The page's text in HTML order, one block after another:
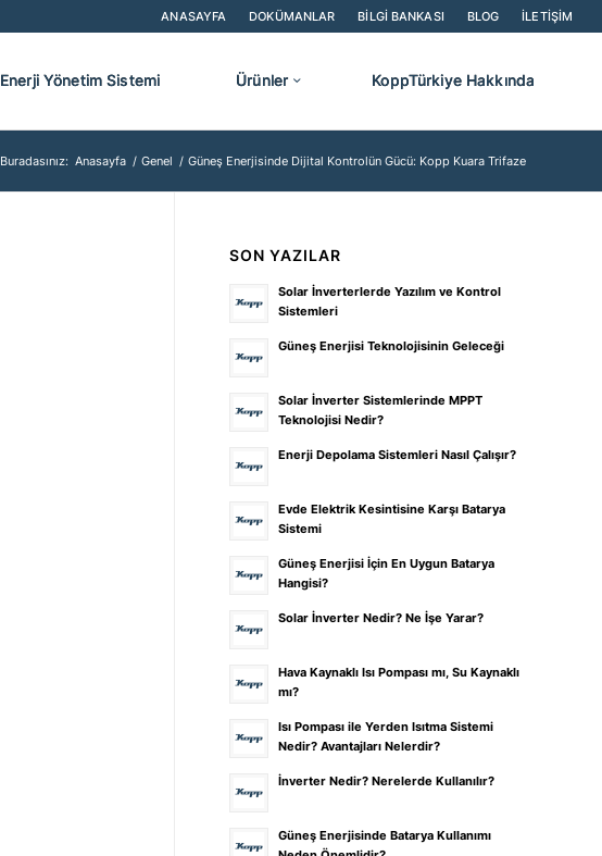
ANASAYFA DOKÜMANLAR BILGI BANKASI BLOG İLETIŞIM
Enerji Yönetim Sistemi Ürünler KoppTürkiye Hakkında
Buradasınız: Anasayfa / Genel / Güneş Enerjisinde Dijital Kontrolün Gücü: Kopp Kuara Trifaze
SON YAZILAR
Solar İnverterlerde Yazılım ve Kontrol
Sistemleri
Güneş Enerjisi Teknolojisinin Geleceği
Solar İnverter Sistemlerinde MPPT
Teknolojisi Nedir?
Enerji Depolama Sistemleri Nasıl Çalışır?
Evde Elektrik Kesintisine Karşı Batarya
Sistemi
Güneş Enerjisi İçin En Uygun Batarya
Hangisi?
Solar İnverter Nedir? Ne İşe Yarar?
Hava Kaynaklı Isı Pompası mı, Su Kaynaklı
mı?
Isı Pompası ile Yerden Isıtma Sistemi
Nedir? Avantajları Nelerdir?
İnverter Nedir? Nerelerde Kullanılır?
Güneş Enerjisinde Batarya Kullanımı